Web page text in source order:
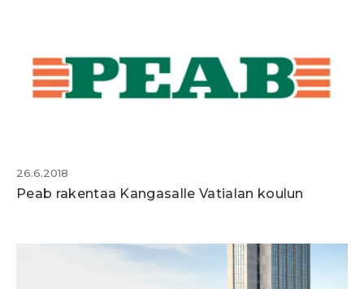
26.6.2018
Peab rakentaa Kangasalle Vatialan koulun